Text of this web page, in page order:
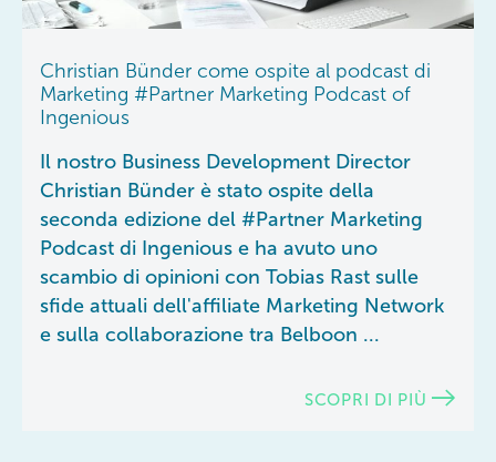
Christian Bünder come ospite al podcast di
Marketing #Partner Marketing Podcast of
Ingenious
Il nostro Business Development Director
Christian Bünder è stato ospite della
seconda edizione del #Partner Marketing
Podcast di Ingenious e ha avuto uno
scambio di opinioni con Tobias Rast sulle
sfide attuali dell'affiliate Marketing Network
e sulla collaborazione tra Belboon ...
SCOPRI DI PIÙ